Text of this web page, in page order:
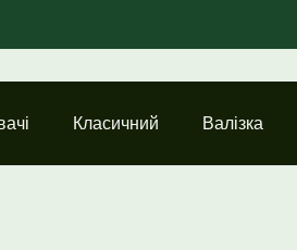
Класичний Валізка